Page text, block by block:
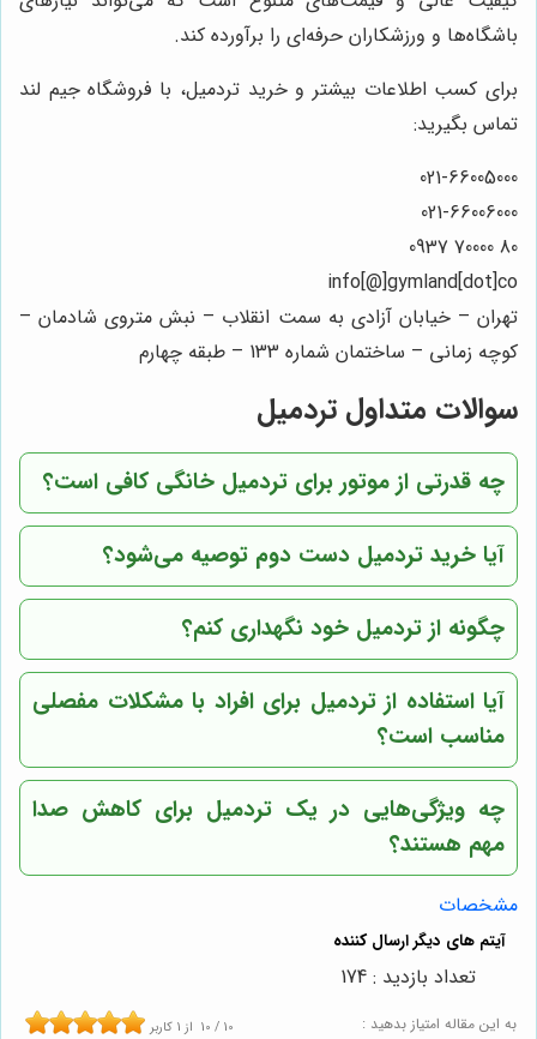
باشگاه‌ها و ورزشکاران حرفه‌ای را برآورده کند.
برای کسب اطلاعات بیشتر و خرید تردمیل، با فروشگاه جیم لند
تماس بگیرید:
021-66005000
021-66006000
80 70000 0937
info[@]gymland[dot]co
تهران – خیابان آزادی به سمت انقلاب – نبش متروی شادمان –
کوچه زمانی – ساختمان شماره 133 – طبقه چهارم
سوالات متداول تردمیل
چه قدرتی از موتور برای تردمیل خانگی کافی است؟
آیا خرید تردمیل دست دوم توصیه می‌شود؟
چگونه از تردمیل خود نگهداری کنم؟
آیا استفاده از تردمیل برای افراد با مشکلات مفصلی
مناسب است؟
چه ویژگی‌هایی در یک تردمیل برای کاهش صدا
مهم هستند؟
مشخصات
به این مقاله امتیاز بدهید : 10 / 10 از 1 کاربر
تعداد بازدید : 174